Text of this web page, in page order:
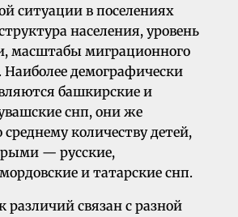
ситуации в поселениях
населения, уровень
масштабы миграционного
Наиболее демографически
башкирские и
снп, они же
количеству детей,
— русские,
и татарские снп.
различий связан с разной